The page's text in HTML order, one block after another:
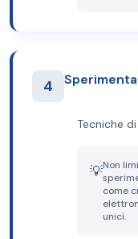
4
Tecniche
💡Non
come
unici.